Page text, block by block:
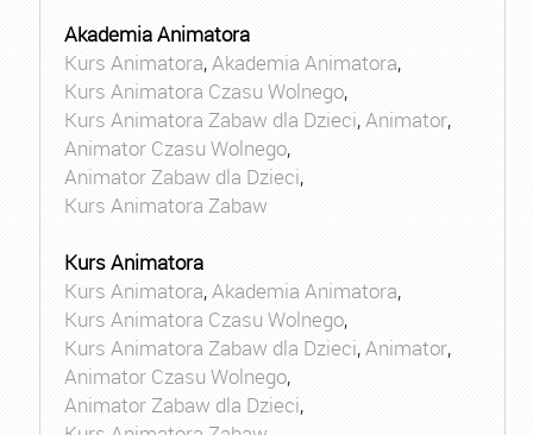
Akademia Animatora
Kurs Animatora,Akademia Animatora,
Kurs Animatora Czasu Wolnego,
Kurs Animatora Zabaw dla Dzieci,Animator,
Animator Czasu Wolnego,
Animator Zabaw dla Dzieci,
Kurs Animatora Zabaw
Kurs Animatora
Kurs Animatora,Akademia Animatora,
Kurs Animatora Czasu Wolnego,
Kurs Animatora Zabaw dla Dzieci,Animator,
Animator Czasu Wolnego,
Animator Zabaw dla Dzieci,